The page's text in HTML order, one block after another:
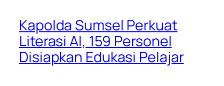
Kapolda Sumsel Perkuat
Literasi AI, 159 Personel
Disiapkan Edukasi Pelajar